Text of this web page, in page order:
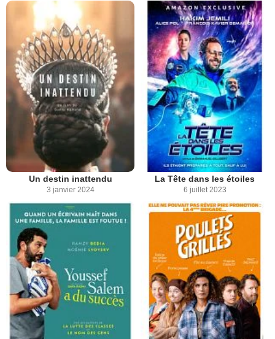
Un destin inattendu
3 janvier 2024
La Tête dans les étoiles
6 juillet 2023